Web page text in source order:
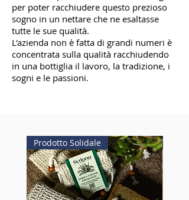
per poter racchiudere questo prezioso
sogno in un nettare che ne esaltasse
tutte le sue qualità.
L'azienda non è fatta di grandi numeri è
concentrata sulla qualità racchiudendo
in una bottiglia il lavoro, la tradizione, i
sogni e le passioni.
Prodotto Solidale